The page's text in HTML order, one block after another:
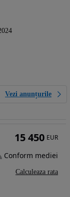
Vezi anunțurile
15 450 EUR
Conform mediei
Calculeaza rata